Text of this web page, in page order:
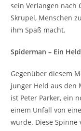
sein Verlangen nach
Skrupel, Menschen
ihm Spaß macht.
Spiderman – Ein
Gegenüber diesem
junger Held aus den
ist Peter Parker, ein
einem Unfall von
wurde. Diese